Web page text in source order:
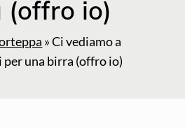
(offro io)
»Ci vediamo a
una birra (offro io)